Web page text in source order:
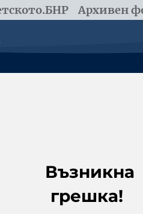
Архивен
Възникна
грешка!